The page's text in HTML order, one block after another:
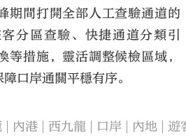
期間打開全部人工查驗通道的
分區查驗、快捷通道分類引
等措施，靈活調整候檢區域，
口岸通關平穩有序。
內港 西九龍 口岸 內地 遊